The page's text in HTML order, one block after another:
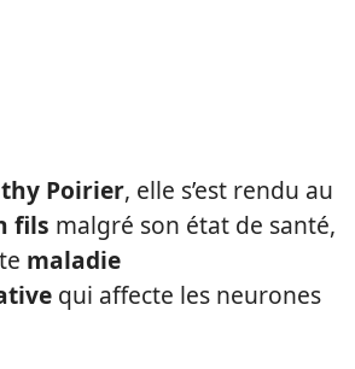
Poirier, elle s’est rendu au
fils malgré son état de santé,
maladie
qui affecte les neurones